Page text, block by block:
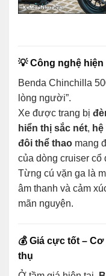
💡 Công nghệ
Benda Chinchilla
lòng người”.
Xe được trang bị
hiển thị sắc nét,
đôi thể thao mang
của dòng cruiser cổ
Từng cú vặn ga là
âm thanh và cảm
mãn nguyện.
💰 Giá cực tốt –
thụ